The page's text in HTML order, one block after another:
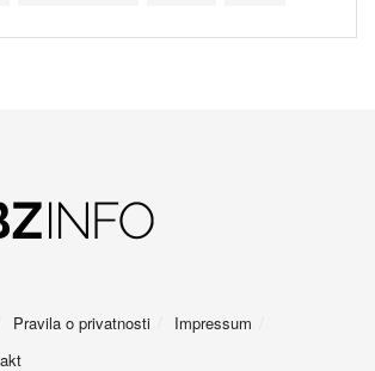
Pravila o privatnosti
Impressum